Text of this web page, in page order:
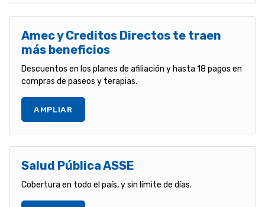
Amec y Creditos Directos te traen
más beneficios
Descuentos en los planes de afiliación y hasta 18 pagos en
compras de paseos y terapias.
AMPLIAR
Salud Pública ASSE
Cobertura en todo el país, y sin límite de días.